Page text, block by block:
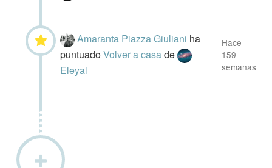
Amaranta Piazza Giuliani ha
puntuadoVolver a casade
Eleyal
Hace
159
semanas